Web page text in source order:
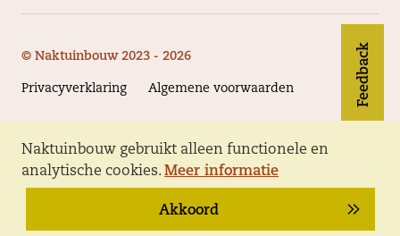
Feedback
Naktuinbouw gebruikt alleen functionele en
analytische cookies. Meer informatie
Akkoord
© Naktuinbouw 2023 - 2026
Privacyverklaring Algemene voorwaarden
Volg Naktuinbouw